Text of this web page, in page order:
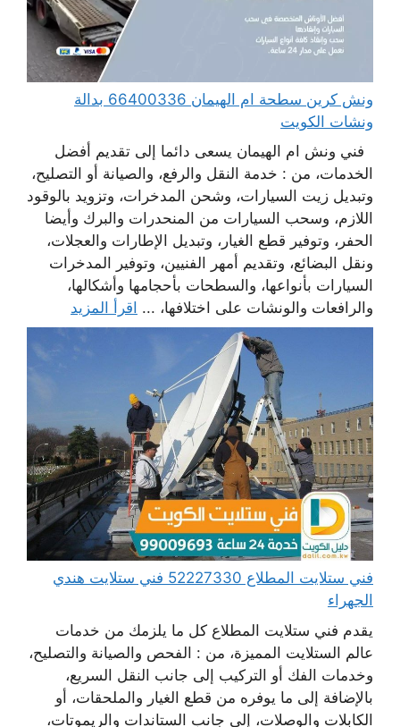
ونش كرين سطحة ام الهيمان 66400336 بدالة
ونشات الكويت
فني ونش ام الهيمان يسعى دائما إلى تقديم أفضل
الخدمات، من : خدمة النقل والرفع، والصيانة أو التصليح،
وتبديل زيت السيارات، وشحن المدخرات، وتزويد بالوقود
اللازم، وسحب السيارات من المنحدرات والبرك وأيضا
الحفر، وتوفير قطع الغيار، وتبديل الإطارات والعجلات،
ونقل البضائع، وتقديم أمهر الفنيين، وتوفير المدخرات
السيارات بأنواعها، والسطحات بأحجامها وأشكالها،
والرافعات والونشات على اختلافها، ... اقرأ المزيد
فني ستلايت المطلاع 52227330 فني ستلايت هندي
الجهراء
يقدم فني ستلايت المطلاع كل ما يلزمك من خدمات
عالم الستلايت المميزة، من : الفحص والصيانة والتصليح،
وخدمات الفك أو التركيب إلى جانب النقل السريع،
بالإضافة إلى ما يوفره من قطع الغيار والملحقات، أو
الكابلات والوصلات، إلى جانب الستاندات والريموتات،